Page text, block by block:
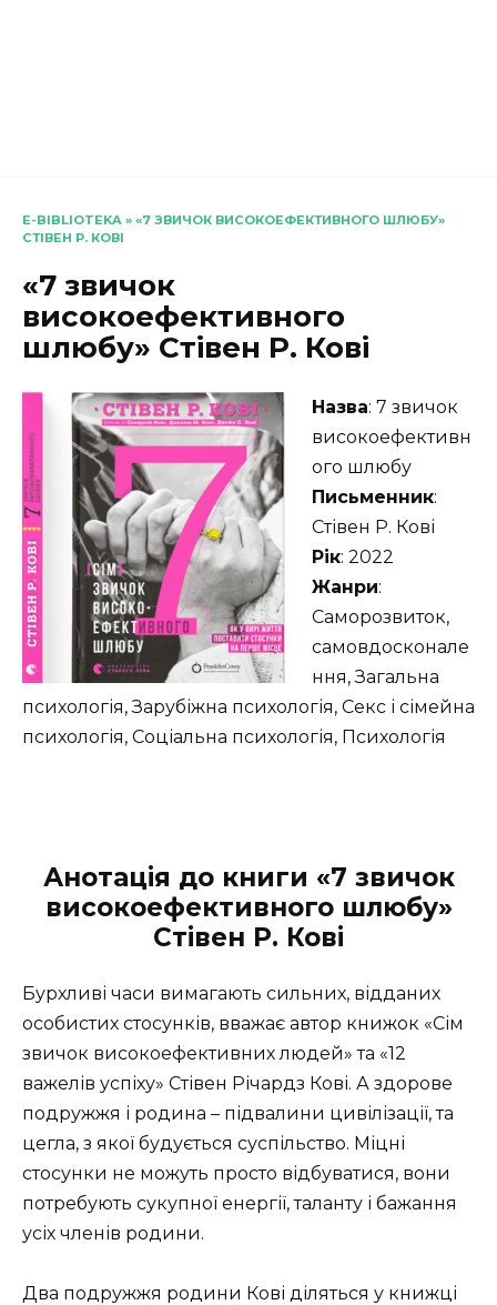
E-BIBLIOTEKA » «7 ЗВИЧОК ВИСОКОЕФЕКТИВНОГО ШЛЮБУ»
СТІВЕН Р. КОВІ
«7 звичок
високоефективного
шлюбу» Стівен Р. Кові
Назва: 7 звичок
високоефективн
ого шлюбу
Письменник:
Стівен Р. Кові
Рік: 2022
Жанри:
Саморозвиток,
самовдосконале
ння, Загальна
психологія, Зарубіжна психологія, Секс і сімейна
психологія, Соціальна психологія, Психологія
Анотація до книги «7 звичок
високоефективного шлюбу»
Стівен Р. Кові
Бурхливі часи вимагають сильних, відданих
особистих стосунків, вважає автор книжок «Сім
звичок високоефективних людей» та «12
важелів успіху» Стівен Річардз Кові. А здорове
подружжя і родина – підвалини цивілізації, та
цегла, з якої будується суспільство. Міцні
стосунки не можуть просто відбуватися, вони
потребують сукупної енергії, таланту і бажання
усіх членів родини.
Два подружжя родини Кові діляться у книжці